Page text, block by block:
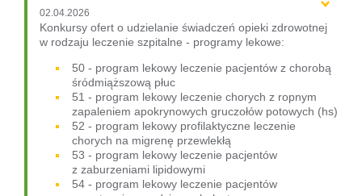
02.04.2026
Konkursy ofert o udzielanie świadczeń opieki zdrowotnej
w rodzaju leczenie szpitalne - programy lekowe:
50 - program lekowy leczenie pacjentów z chorobą
śródmiąższową płuc
51 - program lekowy leczenie chorych z ropnym
zapaleniem apokrynowych gruczołów potowych (hs)
52 - program lekowy profilaktyczne leczenie
chorych na migrenę przewlekłą
53 - program lekowy leczenie pacjentów
z zaburzeniami lipidowymi
54 - program lekowy leczenie pacjentów